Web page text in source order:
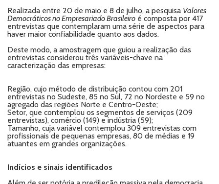
Realizada entre 20 de maio e 8 de julho, a pesquisa Valores
Democráticos no Empresariado Brasileiro é composta por 417
entrevistas que contemplaram uma série de aspectos para
haver maior confiabilidade quanto aos dados.
Deste modo, a amostragem que guiou a realização das
entrevistas considerou três variáveis-chave na
caracterização das empresas:
Região, cujo método de distribuição contou com 201
entrevistas no Sudeste, 85 no Sul, 72 no Nordeste e 59 no
agregado das regiões Norte e Centro-Oeste;
Setor, que contemplou os segmentos de serviços (209
entrevistas), comércio (149) e indústria (59);
Tamanho, cuja variável contemplou 309 entrevistas com
profissionais de pequenas empresas, 80 de médias e 19
atuantes em grandes organizações.
Indícios e sinais identificados